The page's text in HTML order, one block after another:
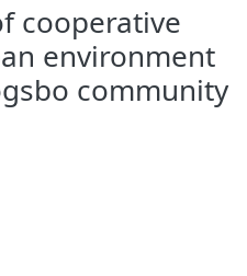
cooperative
environment
community